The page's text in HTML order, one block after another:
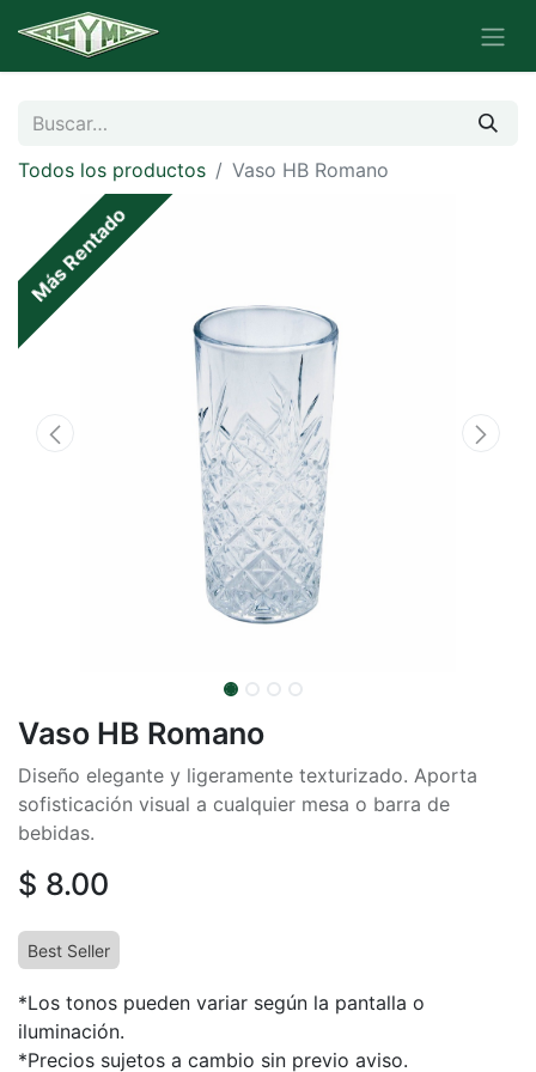
Todos los productos Vaso HB Romano
Más Rentado
Vaso HB Romano
Diseño elegante y ligeramente texturizado. Aporta
sofisticación visual a cualquier mesa o barra de
bebidas.
$ 8.00
Best Seller
*Los tonos pueden variar según la pantalla o
iluminación.
*Precios sujetos a cambio sin previo aviso.